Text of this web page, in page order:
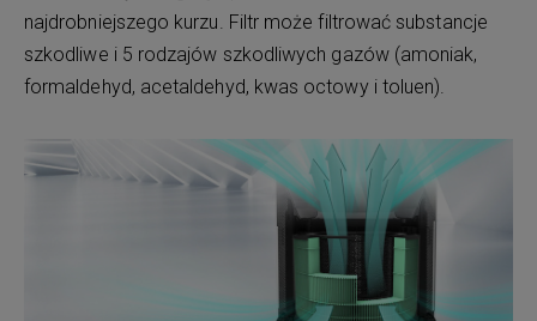
najdrobniejszego kurzu. Filtr może filtrować substancje
szkodliwe i 5 rodzajów szkodliwych gazów (amoniak,
formaldehyd, acetaldehyd, kwas octowy i toluen).